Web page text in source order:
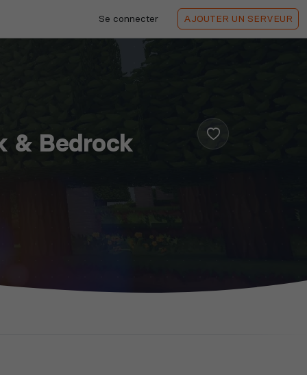
Se connecter AJOUTER UN SERVEUR
& Bedrock